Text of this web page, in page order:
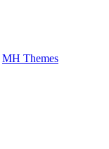
MH Themes